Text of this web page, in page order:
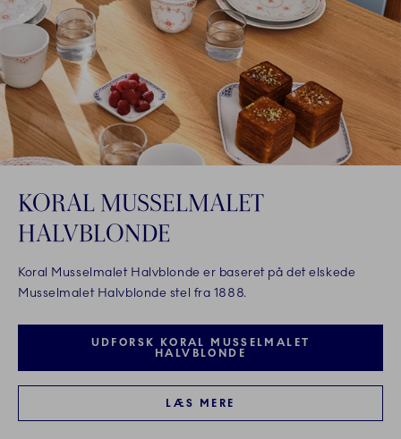
KORAL MUSSELMALET
HALVBLONDE
Koral Musselmalet Halvblonde er baseret på det elskede
Musselmalet Halvblonde stel fra 1888.
UDFORSK KORAL MUSSELMALET
HALVBLONDE
LÆS MERE